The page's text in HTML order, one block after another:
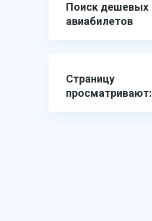
Поиск дешевых
авиабилетов
Страницу
просматривают: